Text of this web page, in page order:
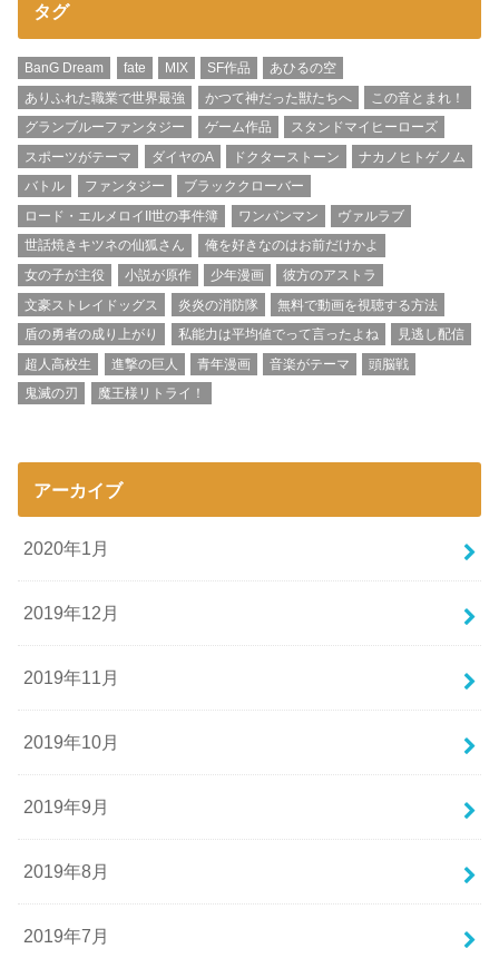
タグ
BanG Dream fate MIX SF作品
あひるの空
ありふれた職業で世界最強
かつて神だった獣たちへ
この音とまれ！
グランブルーファンタジー
ゲーム作品
スタンドマイヒーローズ
スポーツがテーマ
ダイヤのA ドクターストーン
ナカノヒトゲノム
バトル
ファンタジー
ブラッククローバー
ロード・エルメロイII世の事件簿
ワンパンマン
ヴァルラブ
世話焼きキツネの仙狐さん
俺を好きなのはお前だけかよ
女の子が主役
小説が原作 少年漫画
彼方のアストラ
文豪ストレイドッグス
炎炎の消防隊
無料で動画を視聴する方法
盾の勇者の成り上がり
私能力は平均値でって言ったよね
見逃し配信
超人高校生
進撃の巨人 青年漫画 音楽がテーマ
頭脳戦
鬼滅の刃
魔王様リトライ！
アーカイブ
2020年1月
2019年12月
2019年11月
2019年10月
2019年9月
2019年8月
2019年7月